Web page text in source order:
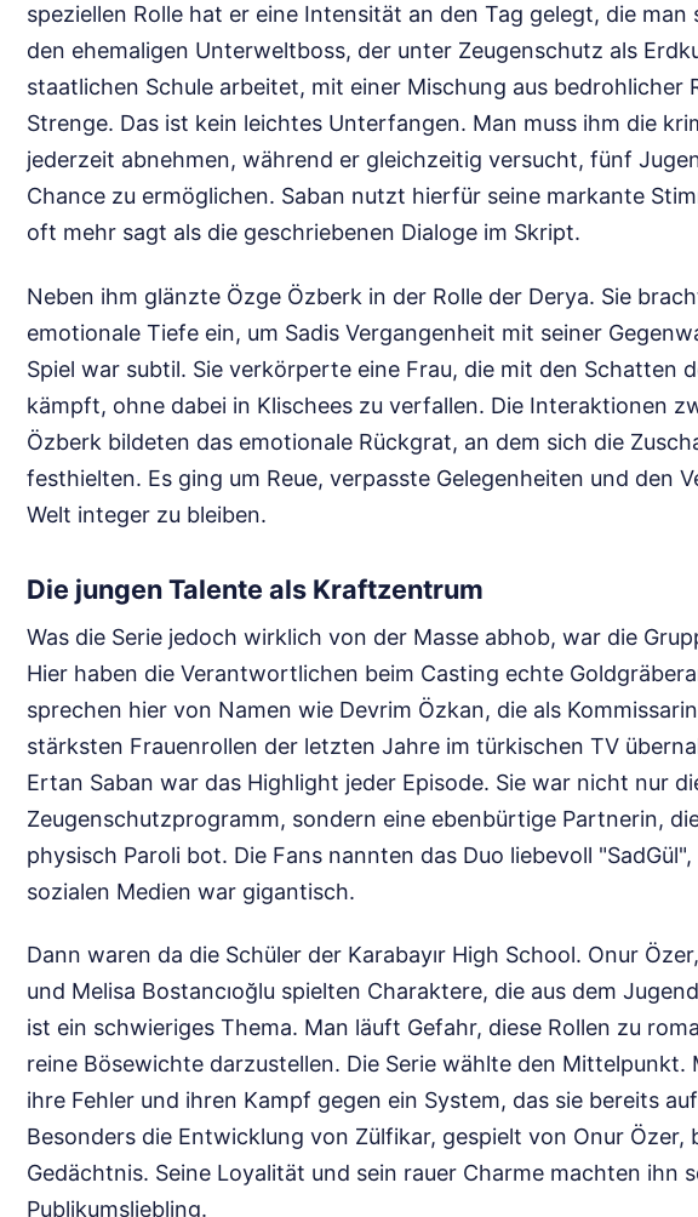
speziellen Rolle hat er eine Intensität an den Tag gelegt, die man
den ehemaligen Unterweltboss, der unter Zeugenschutz als
staatlichen Schule arbeitet, mit einer Mischung aus bedrohlicher
Strenge. Das ist kein leichtes Unterfangen. Man muss ihm die
jederzeit abnehmen, während er gleichzeitig versucht, fünf
Chance zu ermöglichen. Saban nutzt hierfür seine markante
oft mehr sagt als die geschriebenen Dialoge im Skript.
Neben ihm glänzte Özge Özberk in der Rolle der Derya. Sie
emotionale Tiefe ein, um Sadis Vergangenheit mit seiner
Spiel war subtil. Sie verkörperte eine Frau, die mit den Schatten
kämpft, ohne dabei in Klischees zu verfallen. Die Interaktionen
Özberk bildeten das emotionale Rückgrat, an dem sich die
festhielten. Es ging um Reue, verpasste Gelegenheiten und den
Welt integer zu bleiben.
Die jungen Talente als Kraftzentrum
Was die Serie jedoch wirklich von der Masse abhob, war die
Hier haben die Verantwortlichen beim Casting echte
sprechen hier von Namen wie Devrim Özkan, die als
stärksten Frauenrollen der letzten Jahre im türkischen TV
Ertan Saban war das Highlight jeder Episode. Sie war nicht nur
Zeugenschutzprogramm, sondern eine ebenbürtige Partnerin,
physisch Paroli bot. Die Fans nannten das Duo liebevoll
sozialen Medien war gigantisch.
Dann waren da die Schüler der Karabayır High School. Onur
und Melisa Bostancıoğlu spielten Charaktere, die aus dem
ist ein schwieriges Thema. Man läuft Gefahr, diese Rollen zu
reine Bösewichte darzustellen. Die Serie wählte den Mittelpunkt.
ihre Fehler und ihren Kampf gegen ein System, das sie bereits
Besonders die Entwicklung von Zülfikar, gespielt von Onur Özer,
Gedächtnis. Seine Loyalität und sein rauer Charme machten ihn
Publikumsliebling.